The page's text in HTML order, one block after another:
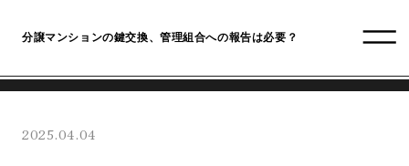
分譲マンションの鍵交換、管理組合への報告は必要？
2025.04.04